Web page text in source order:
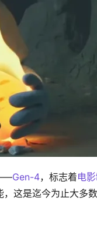
Gen-4，标志着电
这是迄今为止大多